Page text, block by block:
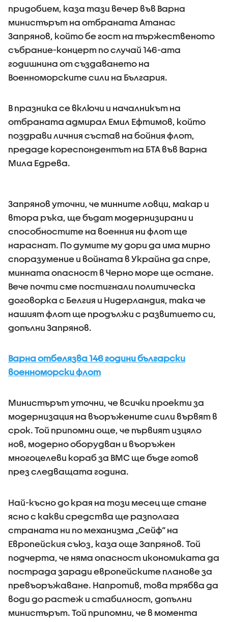
придобием, каза тази вечер във Варна
министърът на отбраната Атанас
Запрянов, който бе гост на тържественото
събрание-концерт по случай 146-ата
годишнина от създаването на
Военноморските сили на България.
В празника се включи и началникът на
отбраната адмирал Емил Ефтимов, който
поздрави личния състав на бойния флот,
предаде кореспондентът на БТА във Варна
Мила Едрева.
Запрянов уточни, че минните ловци, макар и
втора ръка, ще бъдат модернизирани и
способностите на военния ни флот ще
нараснат. По думите му дори да има мирно
споразумение и войната в Украйна да спре,
минната опасност в Черно море ще остане.
Вече почти сме постигнали политическа
договорка с Белгия и Нидерландия, така че
нашият флот ще продължи с развитието си,
допълни Запрянов.
Варна отбелязва 146 години български
военноморски флот
Министърът уточни, че всички проекти за
модернизация на въоръжените сили вървят в
срок. Той припомни още, че първият изцяло
нов, модерно оборудван и въоръжен
многоцелеви кораб за ВМС ще бъде готов
през следващата година.
Най-късно до края на този месец ще стане
ясно с какви средства ще разполага
страната ни по механизма „Сейф“ на
Европейския съюз, каза още Запрянов. Той
подчерта, че няма опасност икономиката да
пострада заради европейските планове за
превъоръжаване. Напротив, това трябва да
води до растеж и стабилност, допълни
министърът. Той припомни, че в момента